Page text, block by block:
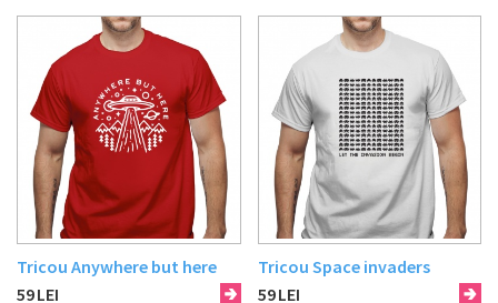
Tricou Anywhere but here
59LEI
Tricou Space invaders
59LEI